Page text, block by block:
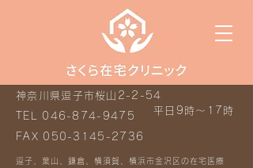
平日9時～17時
神奈川県逗子市桜山2-2-54
TEL 046-874-9475
FAX 050-3145-2736
逗子、葉山、鎌倉、横須賀、横浜市金沢区の在宅医療